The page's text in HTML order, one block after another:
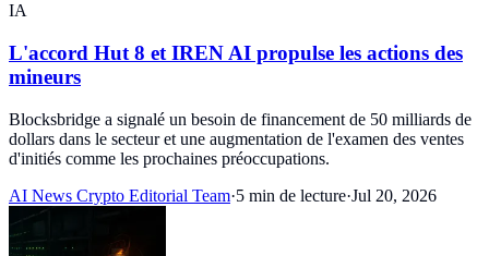
IA
L'accord Hut 8 et IREN AI propulse les actions des
mineurs
Blocksbridge a signalé un besoin de financement de 50 milliards de
dollars dans le secteur et une augmentation de l'examen des ventes
d'initiés comme les prochaines préoccupations.
AI News Crypto Editorial Team·5 min de lecture·Jul 20, 2026